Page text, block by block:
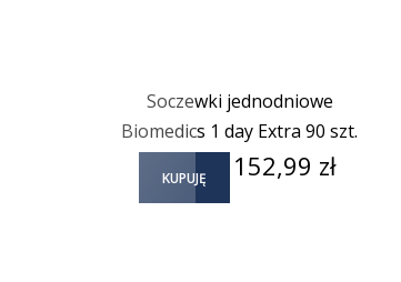
Soczewki jednodniowe
Biomedics 1 day Extra 90 szt.
KUPUJĘ Cena
152,99 zł